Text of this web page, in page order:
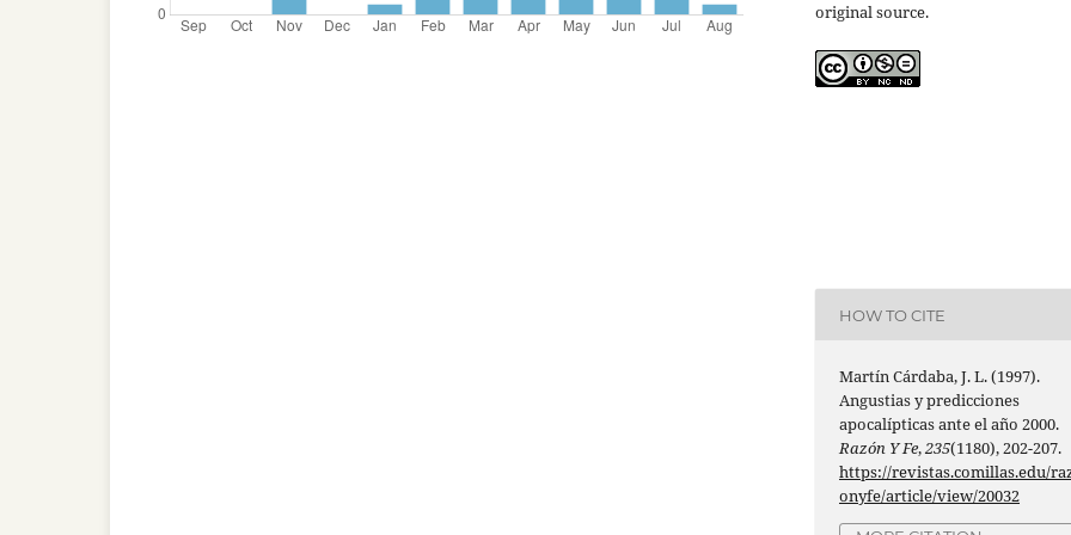
original source.
HOW TO CITE
Martín Cárdaba, J. L. (1997).
Angustias y predicciones
apocalípticas ante el año 2000.
Razón Y Fe,235(1180), 202-207.
https://revistas.comillas.edu/
onyfe/article/view/20032